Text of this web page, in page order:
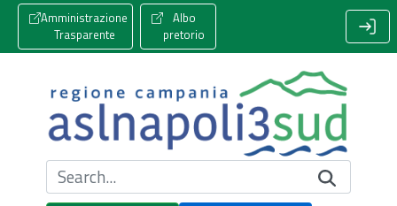
Amministrazione
Trasparente
Albo
pretorio
Cerca nel sito